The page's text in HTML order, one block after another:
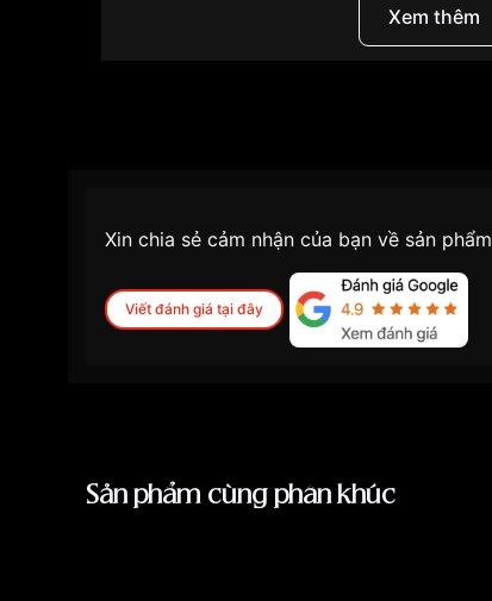
Xem thêm
Xin chia sẻ cảm nhận của bạn về sản phẩm
Viết đánh giá tại đây
Sản phẩm cùng phân khúc